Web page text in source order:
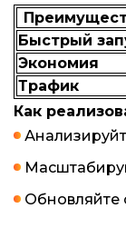
Быстрый
Экономия
Трафик
Как
Обновляйте